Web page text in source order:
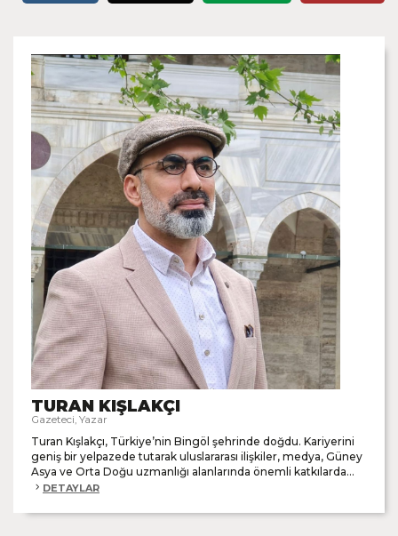
TURAN KIŞLAKÇI
Gazeteci, Yazar
Turan Kışlakçı, Türkiye’nin Bingöl şehrinde doğdu. Kariyerini
geniş bir yelpazede tutarak uluslararası ilişkiler, medya, Güney
Asya ve Orta Doğu uzmanlığı alanlarında önemli katkılarda...
DETAYLAR